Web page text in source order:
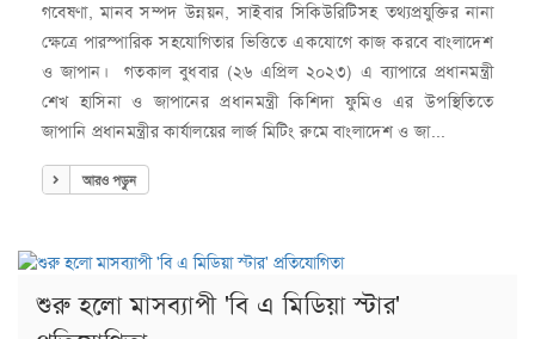
গবেষণা, মানব সম্পদ উন্নয়ন, সাইবার সিকিউরিটিসহ তথ্যপ্রযুক্তির নানা
ক্ষেত্রে পারস্পারিক সহযোগিতার ভিত্তিতে একযোগে কাজ করবে বাংলাদেশ
ও জাপান। গতকাল বুধবার (২৬ এপ্রিল ২০২৩) এ ব্যাপারে প্রধানমন্ত্রী
শেখ হাসিনা ও জাপানের প্রধানমন্ত্রী কিশিদা ফুমিও এর উপস্থিতিতে
জাপানি প্রধানমন্ত্রীর কার্যালয়ের লার্জ মিটিং রুমে বাংলাদেশ ও জা...
আরও পড়ুন
শুরু হলো মাসব্যাপী 'বি এ মিডিয়া স্টার'